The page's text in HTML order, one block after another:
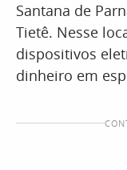
Santana de
Tietê. Nesse
dispositivos
dinheiro em